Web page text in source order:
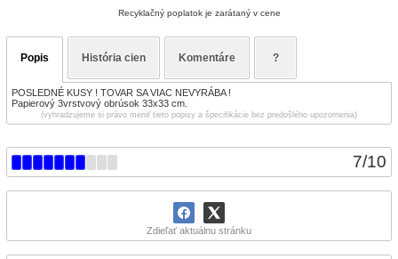
7/10
Zdieľať aktuálnu stránku
Recyklačný poplatok je zarátaný v cene
Popis História cien Komentáre ?
POSLEDNÉ KUSY ! TOVAR SA VIAC NEVYRÁBA !
Papierový 3vrstvový obrúsok 33x33 cm.
(vyhradzujeme si právo meniť tieto popisy a špecifikácie bez predošlého upozornenia)